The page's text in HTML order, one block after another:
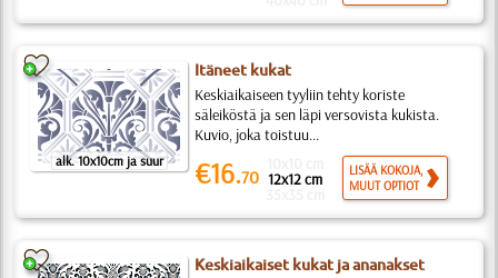
alk. 10x10cm ja suur
Itäneet kukat
Keskiaikaiseen tyyliin tehty koriste
säleiköstä ja sen läpi versovista kukista.
Kuvio, joka toistuu...
€16.70 12x12 cm
LISÄÄ KOKOJA,
MUUT OPTIOT
Keskiaikaiset kukat ja ananakset